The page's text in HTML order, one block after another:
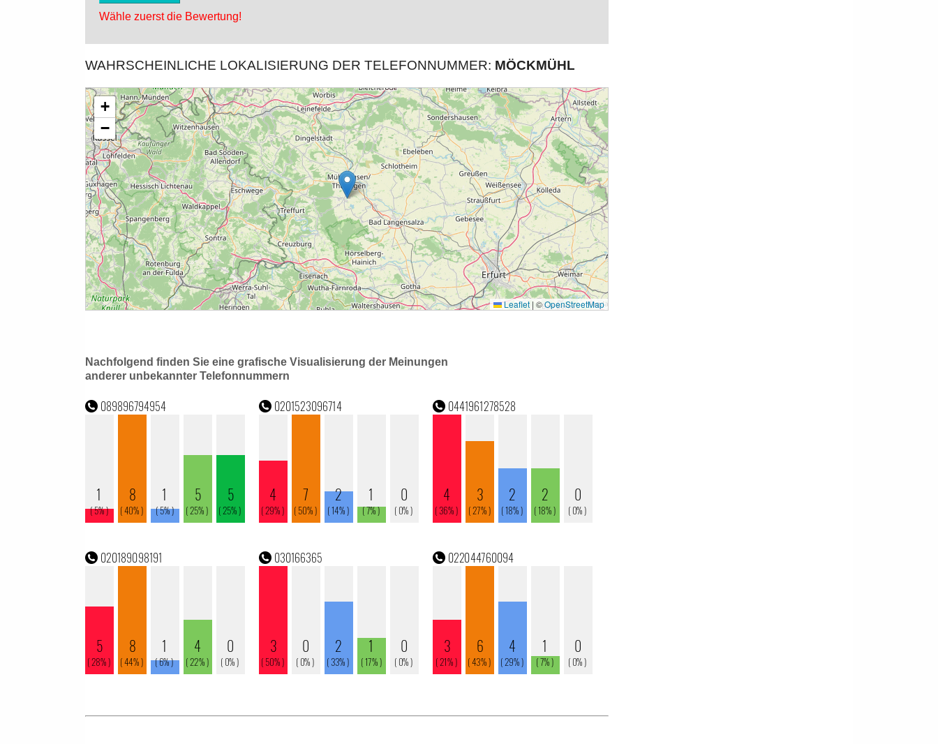
Wähle zuerst die Bewertung!
WAHRSCHEINLICHE LOKALISIERUNG DER TELEFONNUMMER: MÖCKMÜHL
Nachfolgend finden Sie eine grafische Visualisierung der Meinungen
anderer unbekannter Telefonnummern